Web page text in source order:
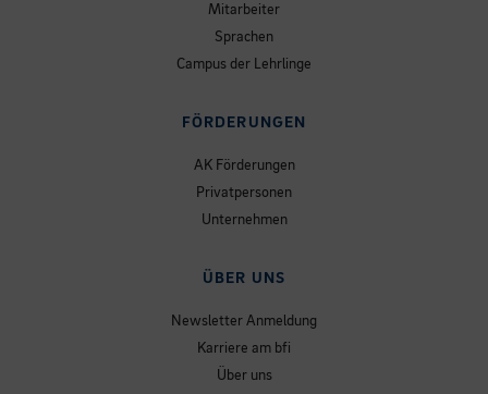
Mitarbeiter
Sprachen
Campus der Lehrlinge
FÖRDERUNGEN
AK Förderungen
Privatpersonen
Unternehmen
ÜBER UNS
Newsletter Anmeldung
Karriere am bfi
Über uns